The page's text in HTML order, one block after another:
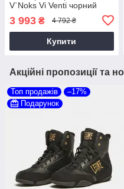
V`Noks Vi Venti чорний
3 993 ₴ 4 792 ₴
Купити
Акційні пропозиції та
Топ продажів
–17%
Подарунок